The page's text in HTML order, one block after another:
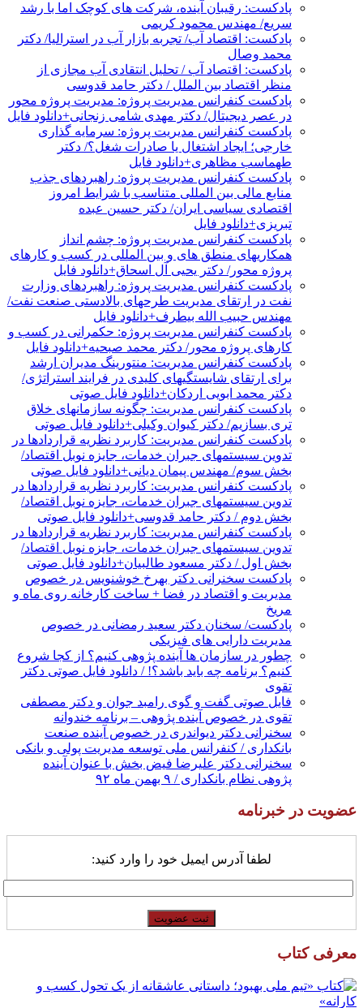
پادکست: رقیبان آینده، شرکت های کوچک اما با رشد
سریع/ مهندس محمود کریمی
پادکست: اقتصاد آب/ تجربه بازار آب در استرالیا/ دکتر
محمد وصال
پادکست: اقتصاد آب / تحلیل انتقادی آب مجازی از
منظر اقتصاد بین الملل / دکتر حامد قدوسی
پادکست کنفرانس مدیریت پروژه: مدیریت پروژه محور
در عصر دیجیتال/ دکتر مهدی شامی زنجانی+دانلود فایل
پادکست کنفرانس مدیریت پروژه: سرمایه گذاری
خارجی؛ ایجاد اشتغال یا صادرات شغل؟/ دکتر
طهماسب مظاهری+دانلود فایل
پادکست کنفرانس مدیریت پروژه: راهبردهای جذب
منابع مالی بین المللی متناسب با شرایط امروز
اقتصادی سیاسی ایران/ دکتر حسین عبده
تبریزی+دانلود فایل
پادکست کنفرانس مدیریت پروژه: چشم انداز
همکاریهای منطق های و بین المللی در کسب و کارهای
پروژه محور/ دکتر یحیی آل اسحاق+دانلود فایل
پادکست کنفرانس مدیریت پروژه: راهبردهای وزارت
نفت در ارتقای مدیریت طرحهای بالادستی صنعت نفت/
مهندس حبیب الله بیطرف+دانلود فایل
پادکست کنفرانس مدیریت پروژه: حکمرانی در کسب و
کارهای پروژه محور/ دکتر محمد صبحیه+دانلود فایل
پادکست کنفرانس مدیریت: منتورینگ مدیران ارشد
برای ارتقای شایستگیهای کلیدی در فرایند استراتژی/
دکتر محمد ابویی اردکان+دانلود فایل صوتی
پادکست کنفرانس مدیریت: چگونه سازمانهای خلاق
تری بسازیم/ دکتر کیوان وکیلی+دانلود فایل صوتی
پادکست کنفرانس مدیریت: کاربرد نظریه قراردادها در
تدوین سیستمهای جبران خدمات، جایزه نوبل اقتصاد/
بخش سوم/ مهندس پیمان دیانی+دانلود فایل صوتی
پادکست کنفرانس مدیریت: کاربرد نظریه قراردادها در
تدوین سیستمهای جبران خدمات، جایزه نوبل اقتصاد/
بخش دوم / دکتر حامد قدوسی+دانلود فایل صوتی
پادکست کنفرانس مدیریت: کاربرد نظریه قراردادها در
تدوین سیستمهای جبران خدمات، جایزه نوبل اقتصاد/
بخش اول / دکتر مسعود طالبیان+دانلود فایل صوتی
پادکست سخنرانی دکتر بهرخ خوشنویس در خصوص
مدیریت و اقتصاد در فضا + ساخت کارخانه روی ماه و
مریخ
پادکست/ سخنان دکتر سعید رمضانی در خصوص
مدیریت دارایی های فیزیکی
چطور در سازمان ها آینده پژوهی کنیم؟ از کجا شروع
کنیم؟ برنامه چه باید باشد؟! / دانلود فایل صوتی دکتر
تقوی
فایل صوتی گفت و گوی رامبد جوان و دکتر مصطفی
تقوی در خصوص آینده پژوهی – برنامه خندوانه
سخنرانی دکتر دیواندری در خصوص آینده صنعت
بانکداری / کنفرانس ملی توسعه مدیریت پولی و بانکی
سخنرانی دکتر علیرضا فیض بخش با عنوان آینده
پژوهی نظام بانکداری / ۹ بهمن ماه ۹۲
عضویت در خبرنامه
لطفا آدرس ایمیل خود را وارد کنید:
معرفی کتاب